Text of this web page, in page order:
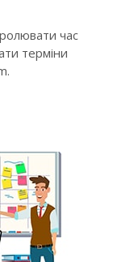
час
терміни